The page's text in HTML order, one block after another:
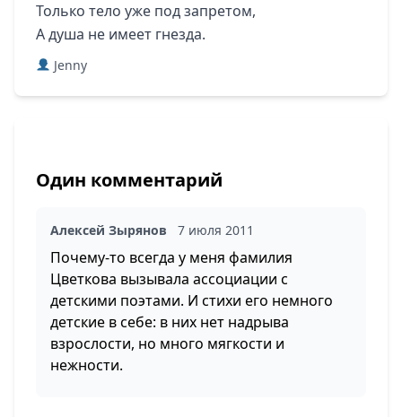
Только тело уже под запретом,
А душа не имеет гнезда.
Jenny
Один комментарий
Алексей Зырянов 7 июля 2011
Почему-то всегда у меня фамилия
Цветкова вызывала ассоциации с
детскими поэтами. И стихи его немного
детские в себе: в них нет надрыва
взрослости, но много мягкости и
нежности.